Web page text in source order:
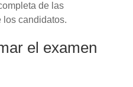
de las
los candidatos.
el examen